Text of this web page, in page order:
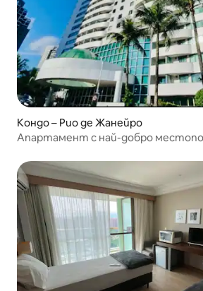
Кондо – Рио де Жанейро
Апартамент с най-добро